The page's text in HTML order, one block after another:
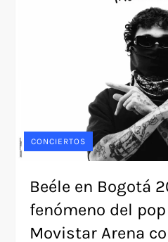
CONCIERTOS
Beéle en Bogotá
fenómeno del
Movistar Arena